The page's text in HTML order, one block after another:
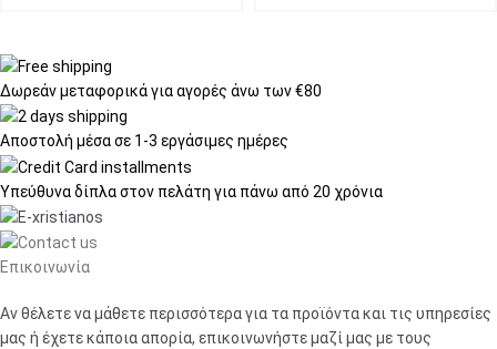
Δωρεάν μεταφορικάγια αγορές άνω των €80
Αποστολή μέσα σε 1-3 εργάσιμες ημέρες
Υπεύθυνα δίπλα στον πελάτη για πάνω από 20 χρόνια
Επικοινωνία
Αν θέλετε να μάθετε περισσότερα για τα προϊόντα και τις υπηρεσίες
μας ή έχετε κάποια απορία, επικοινωνήστε μαζί μας με τους